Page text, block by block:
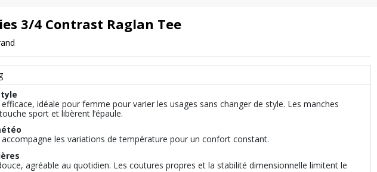
3/4 Contrast Raglan Tee
idéale pour femme pour varier les usages sans changer de style. Les manches
sport et libèrent l’épaule.
les variations de température pour un confort constant.
agréable au quotidien. Les coutures propres et la stabilité dimensionnelle limitent le